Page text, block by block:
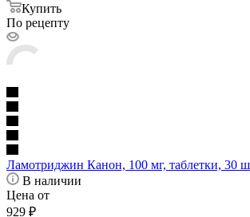
Купить
По рецепту
Ламотриджин Канон, 100 мг, таблетки, 30
В наличии
Цена от
929 ₽